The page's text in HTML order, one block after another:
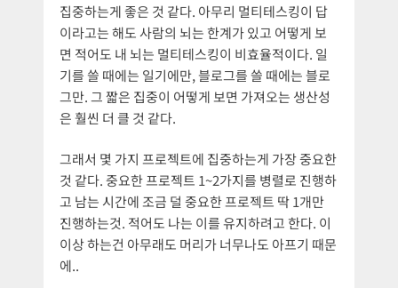
집중하는게 좋은 것 같다. 아무리 멀티테스킹이 답
이라고는 해도 사람의 뇌는 한계가 있고 어떻게 보
면 적어도 내 뇌는 멀티테스킹이 비효율적이다. 일
기를 쓸 때에는 일기에만, 블로그를 쓸 때에는 블로
그만. 그 짧은 집중이 어떻게 보면 가져오는 생산성
은 훨씬 더 클 것 같다.
그래서 몇 가지 프로젝트에 집중하는게 가장 중요한
것 같다. 중요한 프로젝트 1~2가지를 병렬로 진행하
고 남는 시간에 조금 덜 중요한 프로젝트 딱 1개만
진행하는것. 적어도 나는 이를 유지하려고 한다. 이
이상 하는건 아무래도 머리가 너무나도 아프기 때문
에..